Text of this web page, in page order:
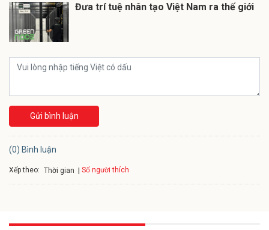
Đưa trí tuệ nhân tạo Việt Nam ra thế giới
Gửi bình luận
(0) Bình luận
Xếp theo: Thời gian Số người thích